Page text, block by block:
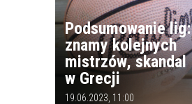
Podsumowanie lig:
znamy kolejnych
mistrzów, skandal
w Grecji
19.06.2023, 11:00